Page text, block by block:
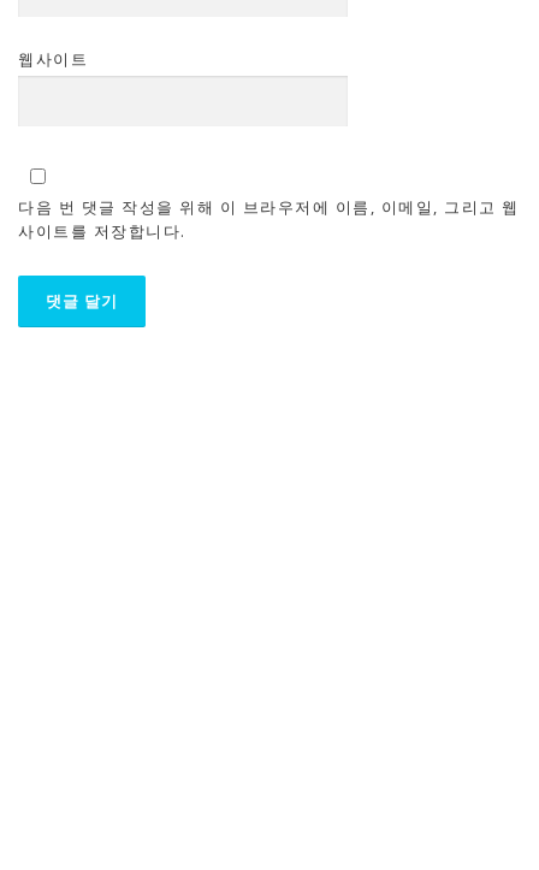
웹사이트
다음 번 댓글 작성을 위해 이 브라우저에 이름, 이메일, 그리고 웹
사이트를 저장합니다.